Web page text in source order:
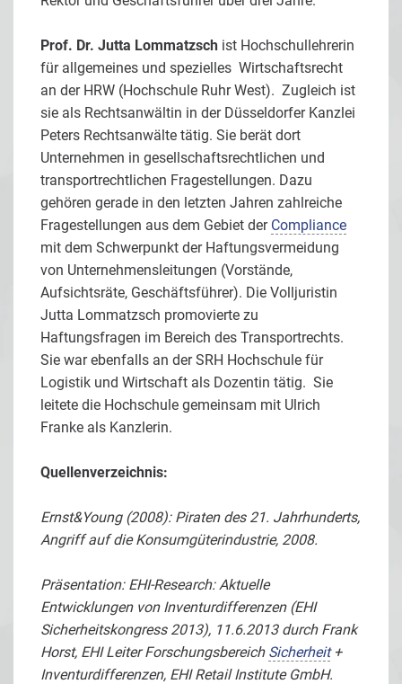
Prof. Dr. Jutta Lommatzsch ist Hochschullehrerin
für allgemeines und spezielles Wirtschaftsrecht
an der HRW (Hochschule Ruhr West). Zugleich ist
sie als Rechtsanwältin in der Düsseldorfer Kanzlei
Peters Rechtsanwälte tätig. Sie berät dort
Unternehmen in gesellschaftsrechtlichen und
transportrechtlichen Fragestellungen. Dazu
gehören gerade in den letzten Jahren zahlreiche
Fragestellungen aus dem Gebiet der Compliance
mit dem Schwerpunkt der Haftungsvermeidung
von Unternehmensleitungen (Vorstände,
Aufsichtsräte, Geschäftsführer). Die Volljuristin
Jutta Lommatzsch promovierte zu
Haftungsfragen im Bereich des Transportrechts.
Sie war ebenfalls an der SRH Hochschule für
Logistik und Wirtschaft als Dozentin tätig. Sie
leitete die Hochschule gemeinsam mit Ulrich
Franke als Kanzlerin.
Quellenverzeichnis:
Ernst&Young (2008): Piraten des 21. Jahrhunderts,
Angriff auf die Konsumgüterindustrie, 2008.
Präsentation: EHI-Research: Aktuelle
Entwicklungen von Inventurdifferenzen (EHI
Sicherheitskongress 2013), 11.6.2013 durch Frank
Horst, EHI Leiter Forschungsbereich Sicherheit+
Inventurdifferenzen, EHI Retail Institute GmbH.